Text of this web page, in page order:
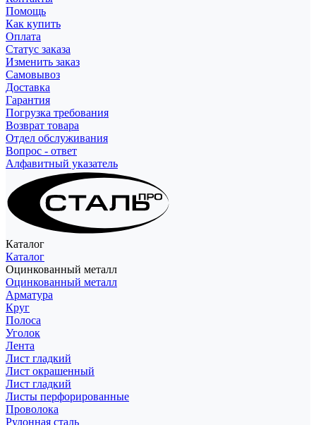
Помощь
Как купить
Оплата
Статус заказа
Изменить заказ
Самовывоз
Доставка
Гарантия
Погрузка требования
Возврат товара
Отдел обслуживания
Вопрос - ответ
Алфавитный указатель
Каталог
Каталог
Оцинкованный металл
Оцинкованный металл
Арматура
Круг
Полоса
Уголок
Лента
Лист гладкий
Лист окрашенный
Лист гладкий
Листы перфорированные
Проволока
Рулонная сталь